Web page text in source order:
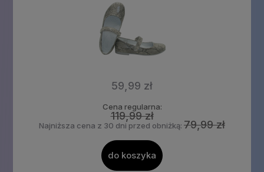
59,99 zł
Cena regularna:
119,99 zł
Najniższa cena z 30 dni przed obniżką: 79,99 zł
do koszyka